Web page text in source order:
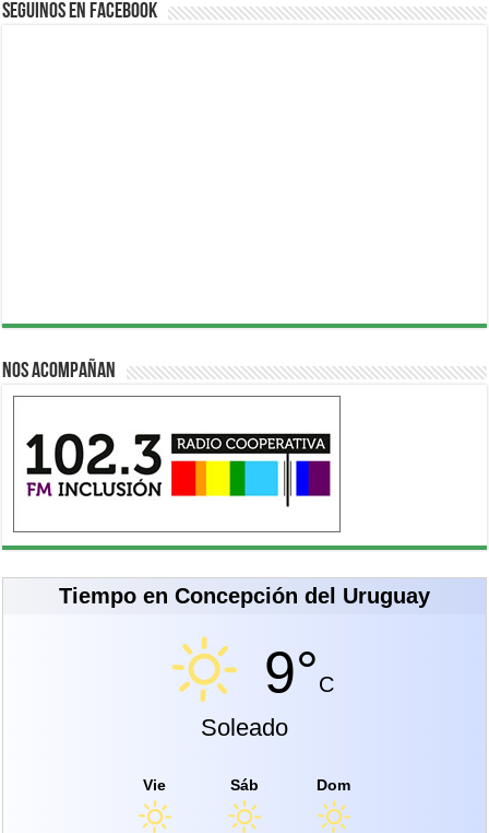
Seguinos en Facebook
Nos acompañan
Tiempo en Concepción del Uruguay
9°C
Soleado
Vie Sáb Dom